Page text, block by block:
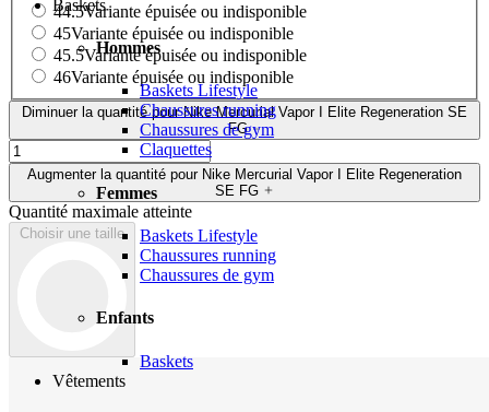
Baskets
Hommes
Baskets Lifestyle
Chaussures running
Chaussures de gym
Claquettes
Femmes
Baskets Lifestyle
Chaussures running
Chaussures de gym
Enfants
Baskets
Vêtements
44.5Variante épuisée ou indisponible
45Variante épuisée ou indisponible
45.5Variante épuisée ou indisponible
46Variante épuisée ou indisponible
Diminuer la quantité pour Nike Mercurial Vapor I Elite Regeneration SE
FG
Augmenter la quantité pour Nike Mercurial Vapor I Elite Regeneration
SE FG
Quantité maximale atteinte
Choisir une taille